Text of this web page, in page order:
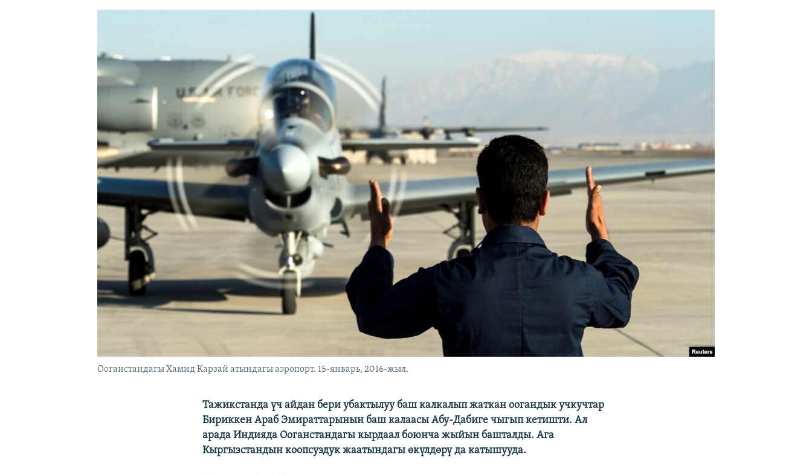
Ооганстандагы Хамид Карзай атындагы аэропорт. 15-январь, 2016-жыл.
Тажикстанда үч айдан бери убактылуу баш калкалып жаткан оогандык учкучтар
Бириккен Араб Эмираттарынын баш калаасы Абу-Дабиге чыгып кетишти. Ал
арада Индияда Ооганстандагы кырдаал боюнча жыйын башталды. Ага
Кыргызстандын коопсуздук жаатындагы өкүлдөрү да катышууда.